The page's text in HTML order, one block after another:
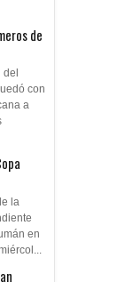
de
con
a
la
en